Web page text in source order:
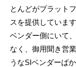
とんどがプラット
スを提供していま
ベンダー側にいて
なく、御用聞き営
うなSIベンダーばか